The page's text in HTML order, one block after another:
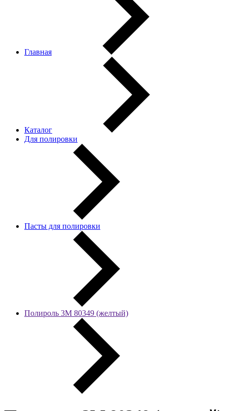
Главная
Каталог
Для полировки
Пасты для полировки
Полироль 3М 80349 (желтый)